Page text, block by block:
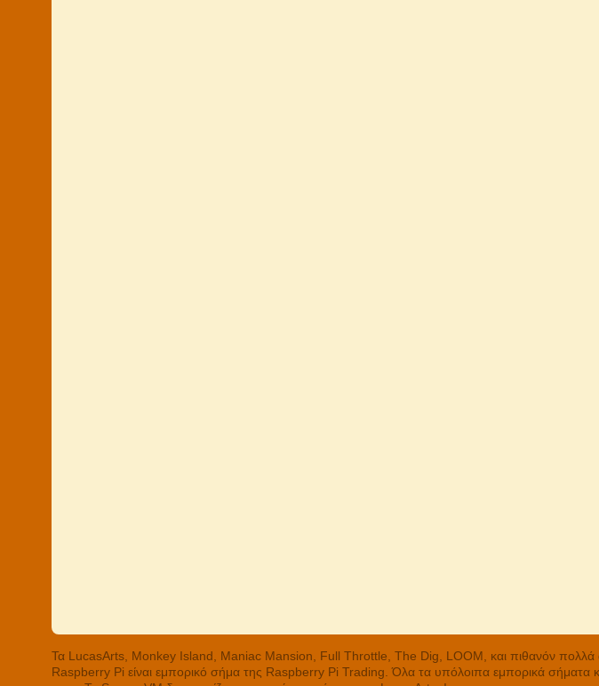
Τα LucasArts, Monkey Island, Maniac Mansion, Full Throttle, The Dig, LOOM, και πιθανόν πολλά
Raspberry Pi είναι εμπορικό σήμα της Raspberry Pi Trading. Όλα τα υπόλοιπα εμπορικά σήματα